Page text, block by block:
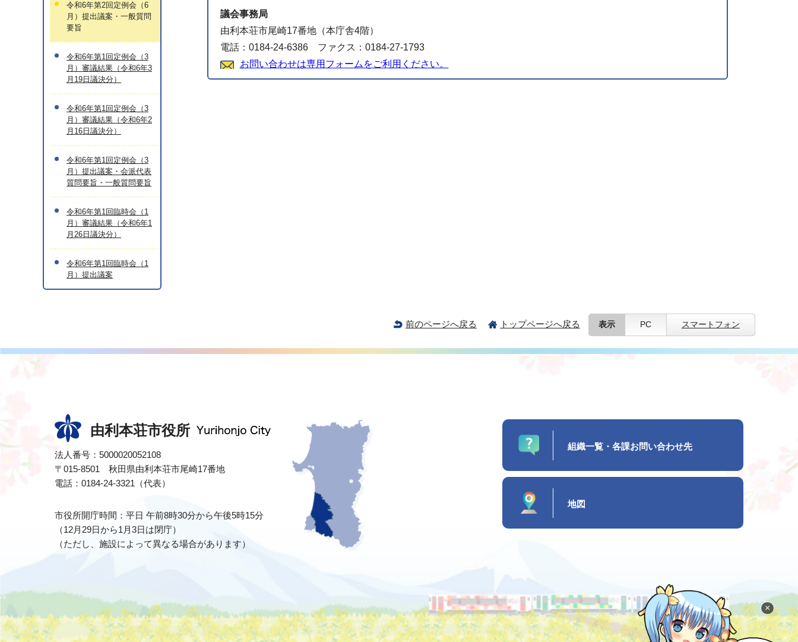
議会事務局
由利本荘市尾崎17番地（本庁舎4階）
電話：0184-24-6386 ファクス：0184-27-1793
お問い合わせは専用フォームをご利用ください。
令和6年第2回定例会（6
月）提出議案・一般質問
要旨
令和6年第1回定例会（3
月）審議結果（令和6年3
月19日議決分）
令和6年第1回定例会（3
月）審議結果（令和6年2
月16日議決分）
令和6年第1回定例会（3
月）提出議案・会派代表
質問要旨・一般質問要旨
令和6年第1回臨時会（1
月）審議結果（令和6年1
月26日議決分）
令和6年第1回臨時会（1
月）提出議案
前のページへ戻る トップページへ戻る 表示 PC スマートフォン
×
由利本荘市役所
法人番号：5000020052108
〒015-8501 秋田県由利本荘市尾崎17番地
電話：0184-24-3321（代表）
市役所開庁時間：平日 午前8時30分から午後5時15分
（12月29日から1月3日は閉庁）
（ただし、施設によって異なる場合があります）
組織一覧・各課お問い合わせ先
地図